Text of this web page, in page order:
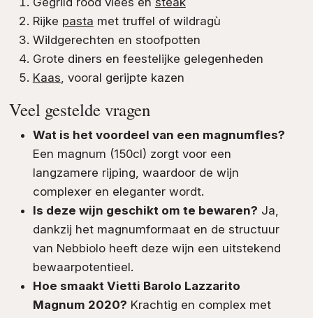
Rijke pasta met truffel of wildragù
Wildgerechten en stoofpotten
Grote diners en feestelijke gelegenheden
Kaas, vooral gerijpte kazen
Veel gestelde vragen
Wat is het voordeel van een magnumfles?
Een magnum (150cl) zorgt voor een
langzamere rijping, waardoor de wijn
complexer en eleganter wordt.
Is deze wijn geschikt om te bewaren? Ja,
dankzij het magnumformaat en de structuur
van Nebbiolo heeft deze wijn een uitstekend
bewaarpotentieel.
Hoe smaakt Vietti Barolo Lazzarito
Magnum 2020? Krachtig en complex met